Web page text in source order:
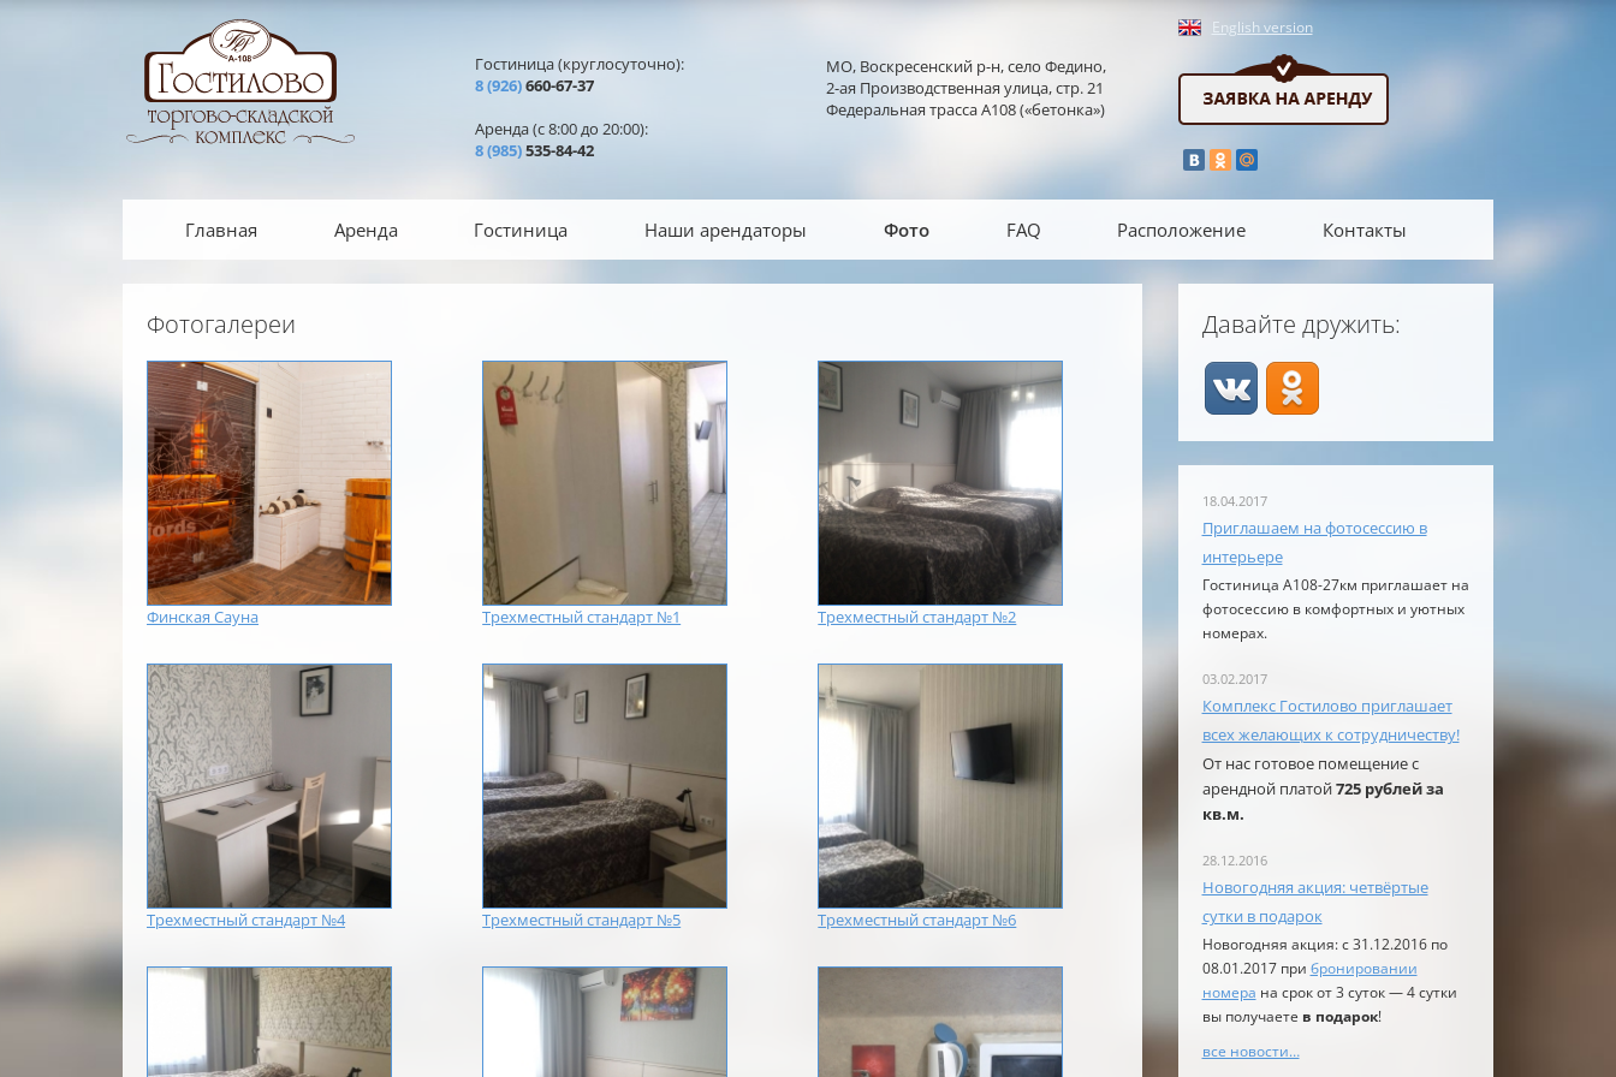
Гостиница (круглосуточно):
8 (926)660-67-37
Аренда (с 8:00 до 20:00):
8 (985)535-84-42
МО, Воскресенский р-н, село Федино,
2-ая Производственная улица, стр. 21
Федеральная трасса А108 («бетонка»)
English version
Главная Аренда Гостиница Наши арендаторы Фото FAQ Расположение Контакты
Фотогалереи
Финская Сауна Трехместный стандарт №1 Трехместный стандарт №2
Трехместный стандарт №4 Трехместный стандарт №5 Трехместный стандарт №6
Давайте дружить:
18.04.2017
Приглашаем на фотосессию в
интерьере
Гостиница А108-27км приглашает на
фотосессию в комфортных и уютных
номерах.
03.02.2017
Комплекс Гостилово приглашает
всех желающих к сотрудничеству!
От нас готовое помещение с
арендной платой725 рублей за
кв.м.
28.12.2016
Новогодняя акция: четвёртые
сутки в подарок
Новогодняя акция: с 31.12.2016 по
08.01.2017 при бронировании
номера на срок от 3 суток — 4 сутки
вы получаете в подарок!
все новости…